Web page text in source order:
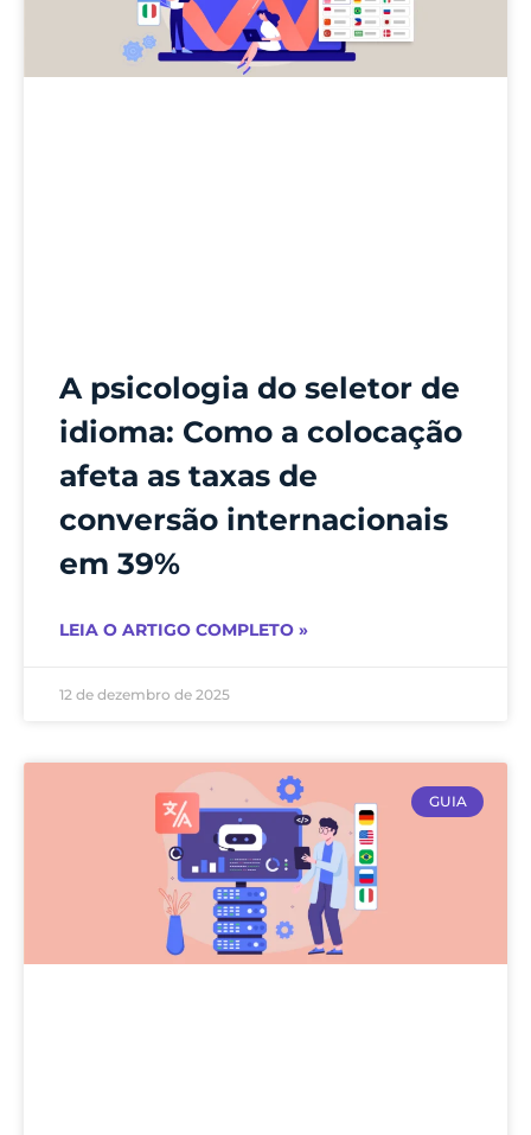
A psicologia do seletor de
idioma: Como a colocação
afeta as taxas de
conversão internacionais
em 39%
LEIA O ARTIGO COMPLETO »
12 de dezembro de 2025
GUIA